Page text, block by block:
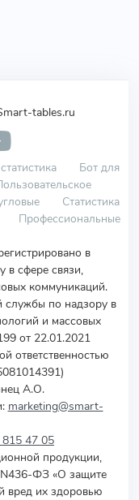
tables.ru
Бот для
Статистика
Профессиональные
в
в сфере связи,
коммуникаций.
службы по надзору в
и массовых
от 22.01.2021
ответственностью
А.О.
marketing@smart-
47 05
продукции,
ФЗ «О защите
вред их здоровью